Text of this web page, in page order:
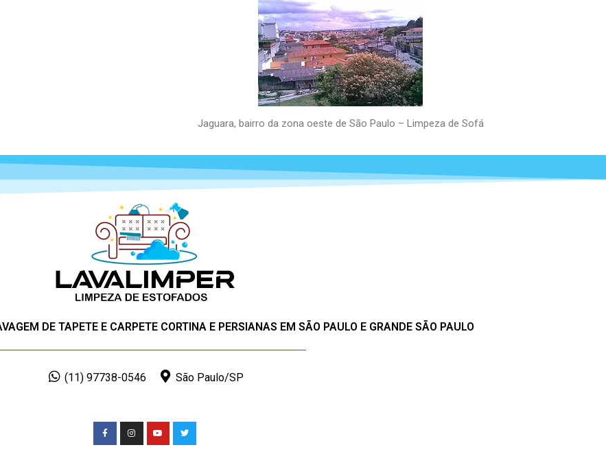
Jaguara, bairro da zona oeste de São Paulo – Limpeza de Sofá
DE TAPETE E CARPETE CORTINA E PERSIANAS EM SÃO PAULO E GRANDE SÃO PAULO
(11) 97738-0546 São Paulo/SP